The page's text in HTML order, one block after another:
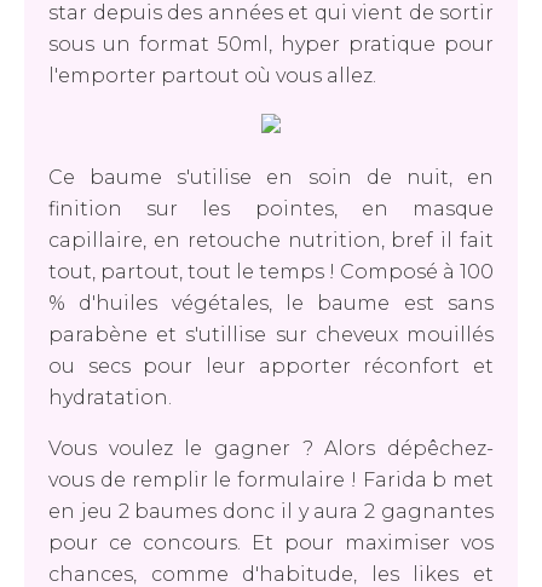
star depuis des années et qui vient de sortir
sous un format 50ml, hyper pratique pour
l'emporter partout où vous allez.
Ce baume s'utilise en soin de nuit, en
finition sur les pointes, en masque
capillaire, en retouche nutrition, bref il fait
tout, partout, tout le temps ! Composé à 100
% d'huiles végétales, le baume est sans
parabène et s'utillise sur cheveux mouillés
ou secs pour leur apporter réconfort et
hydratation.
Vous voulez le gagner ? Alors dépêchez-
vous de remplir le formulaire ! Farida b met
en jeu 2 baumes donc il y aura 2 gagnantes
pour ce concours. Et pour maximiser vos
chances, comme d'habitude, les likes et